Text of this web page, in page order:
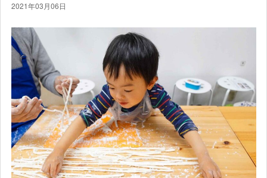
2021年03月06日